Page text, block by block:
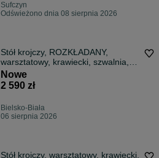
Sufczyn
Odświeżono dnia 08 sierpnia 2026
Stół krojczy, ROZKŁADANY,
warsztatowy, krawiecki, szwalnia,
na wymiar
Nowe
2 590 zł
Bielsko-Biała
06 sierpnia 2026
Stół krojczy, warsztatowy, krawiecki,